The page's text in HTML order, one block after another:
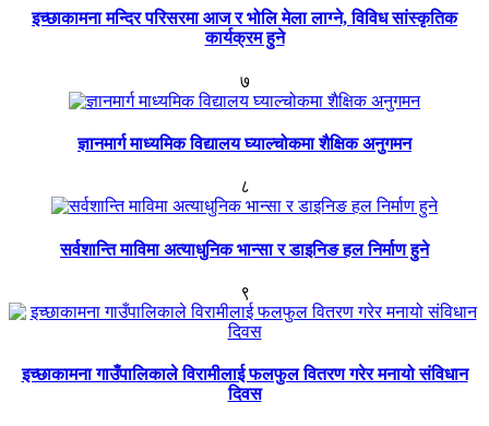
इच्छाकामना मन्दिर परिसरमा आज र भोलि मेला लाग्ने, विविध सांस्कृतिक
कार्यक्रम हुने
७
ज्ञानमार्ग माध्यमिक विद्यालय घ्याल्चोकमा शैक्षिक अनुगमन
८
सर्वशान्ति माविमा अत्याधुनिक भान्सा र डाइनिङ हल निर्माण हुने
९
इच्छाकामना गाउँपालिकाले विरामीलाई फलफुल वितरण गरेर मनायो संविधान
दिवस